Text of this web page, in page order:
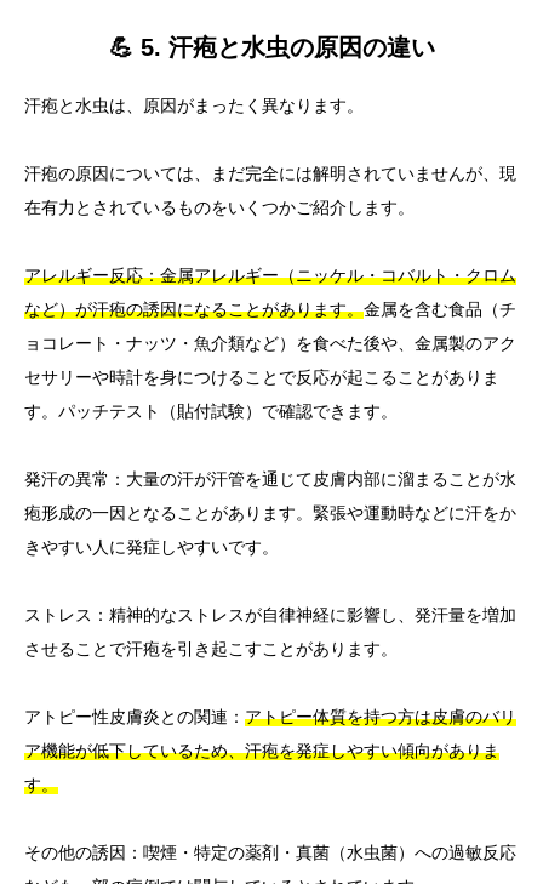
💪 5. 汗疱と水虫の原因の違い
汗疱と水虫は、原因がまったく異なります。
汗疱の原因については、まだ完全には解明されていませんが、現
在有力とされているものをいくつかご紹介します。
アレルギー反応：金属アレルギー（ニッケル・コバルト・クロム
など）が汗疱の誘因になることがあります。金属を含む食品（チ
ョコレート・ナッツ・魚介類など）を食べた後や、金属製のアク
セサリーや時計を身につけることで反応が起こることがありま
す。パッチテスト（貼付試験）で確認できます。
発汗の異常：大量の汗が汗管を通じて皮膚内部に溜まることが水
疱形成の一因となることがあります。緊張や運動時などに汗をか
きやすい人に発症しやすいです。
ストレス：精神的なストレスが自律神経に影響し、発汗量を増加
させることで汗疱を引き起こすことがあります。
アトピー性皮膚炎との関連： アトピー体質を持つ方は皮膚のバリ
ア機能が低下しているため、汗疱を発症しやすい傾向がありま
す。
その他の誘因：喫煙・特定の薬剤・真菌（水虫菌）への過敏反応